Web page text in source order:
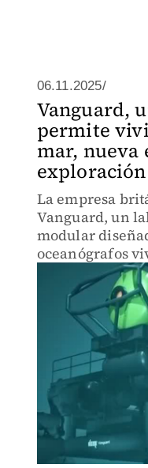
06.11.2025/
Vanguard,
permite
mar, nueva
exploración
La empresa
Vanguard, un
modular
oceanógrafos
siete días bajo
tecnológico
nuevo campo